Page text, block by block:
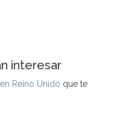
interesar
Reino Unido que te